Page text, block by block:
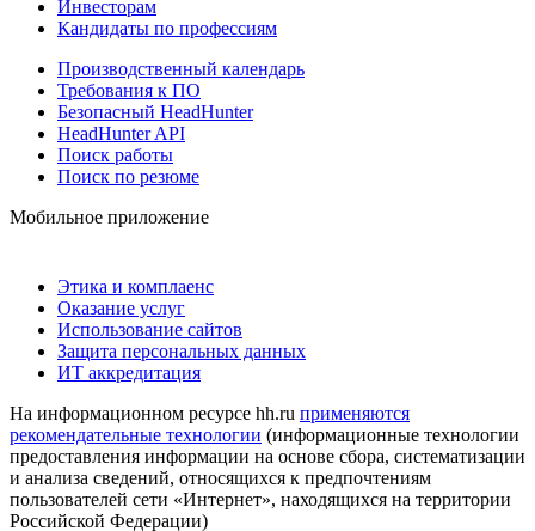
Инвесторам
Кандидаты по профессиям
Производственный календарь
Требования к ПО
Безопасный HeadHunter
HeadHunter API
Поиск работы
Поиск по резюме
Мобильное приложение
Этика и комплаенс
Оказание услуг
Использование сайтов
Защита персональных данных
ИТ аккредитация
На информационном ресурсе hh.ru применяются
рекомендательные технологии (информационные технологии
предоставления информации на основе сбора, систематизации
и анализа сведений, относящихся к предпочтениям
пользователей сети «Интернет», находящихся на территории
Российской Федерации)